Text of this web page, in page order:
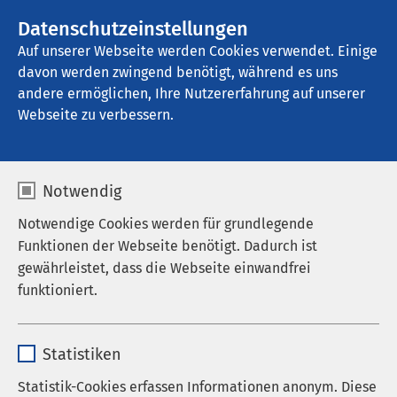
Datenschutzeinstellungen
Auf unserer Webseite werden Cookies verwendet. Einige
davon werden zwingend benötigt, während es uns
andere ermöglichen, Ihre Nutzererfahrung auf unserer
Webseite zu verbessern.
Notwendig
Notwendige Cookies werden für grundlegende
Funktionen der Webseite benötigt. Dadurch ist
gewährleistet, dass die Webseite einwandfrei
funktioniert.
Anbieter sgalinski
Statistiken
Statistik-Cookies erfassen Informationen anonym. Diese
AMEOS Pflege Haldensleben